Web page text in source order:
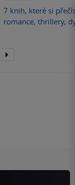
7 knih, které si
romance, thrillery,